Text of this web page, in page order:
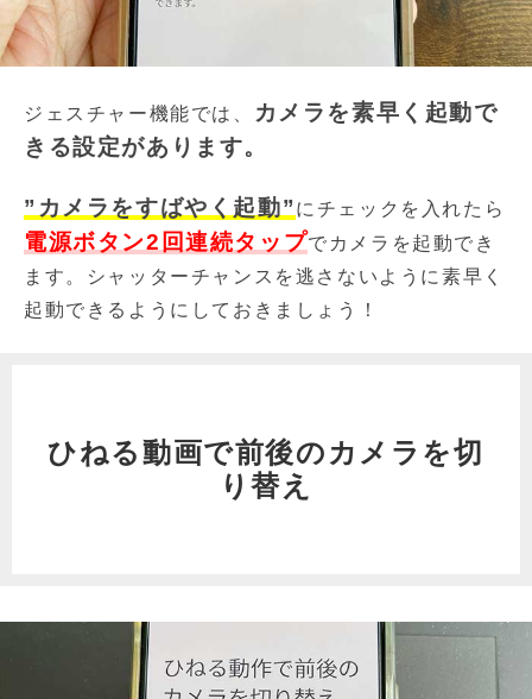
ジェスチャー機能では、
カメラを素早く起動で
きる設定があります。
”カメラをすばやく起動” にチェックを入れたら
電源ボタン2回連続タップでカメラを起動でき
ます。シャッターチャンスを逃さないように素早く
起動できるようにしておきましょう！
ひねる動画で前後のカメラを切
り替え